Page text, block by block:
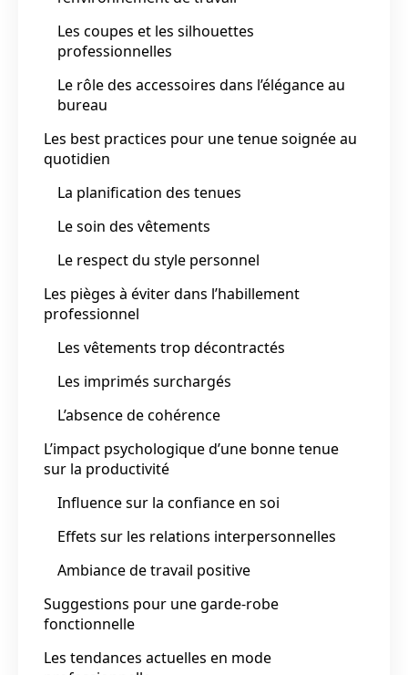
Les coupes et les silhouettes
professionnelles
Le rôle des accessoires dans l’élégance au
bureau
Les best practices pour une tenue soignée au
quotidien
La planification des tenues
Le soin des vêtements
Le respect du style personnel
Les pièges à éviter dans l’habillement
professionnel
Les vêtements trop décontractés
Les imprimés surchargés
L’absence de cohérence
L’impact psychologique d’une bonne tenue
sur la productivité
Influence sur la confiance en soi
Effets sur les relations interpersonnelles
Ambiance de travail positive
Suggestions pour une garde-robe
fonctionnelle
Les tendances actuelles en mode